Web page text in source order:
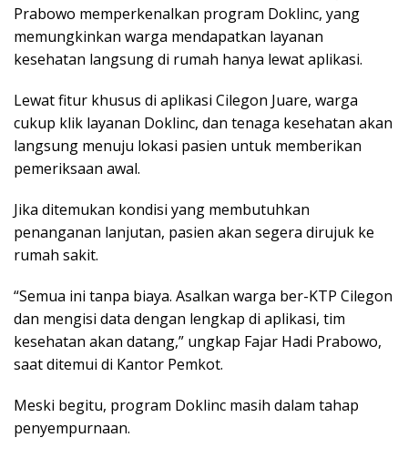
Prabowo memperkenalkan program Doklinc, yang
memungkinkan warga mendapatkan layanan
kesehatan langsung di rumah hanya lewat aplikasi.
Lewat fitur khusus di aplikasi Cilegon Juare, warga
cukup klik layanan Doklinc, dan tenaga kesehatan akan
langsung menuju lokasi pasien untuk memberikan
pemeriksaan awal.
Jika ditemukan kondisi yang membutuhkan
penanganan lanjutan, pasien akan segera dirujuk ke
rumah sakit.
“Semua ini tanpa biaya. Asalkan warga ber-KTP Cilegon
dan mengisi data dengan lengkap di aplikasi, tim
kesehatan akan datang,” ungkap Fajar Hadi Prabowo,
saat ditemui di Kantor Pemkot.
Meski begitu, program Doklinc masih dalam tahap
penyempurnaan.